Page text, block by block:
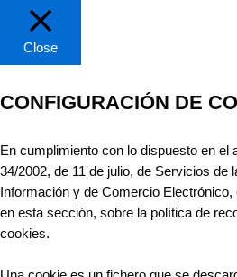
Close
CONFIGURACIÓN DE
En cumplimiento con lo dispuesto en el
34/2002, de 11 de julio, de Servicios de
Información y de Comercio
en esta sección, sobre la política de
cookies.